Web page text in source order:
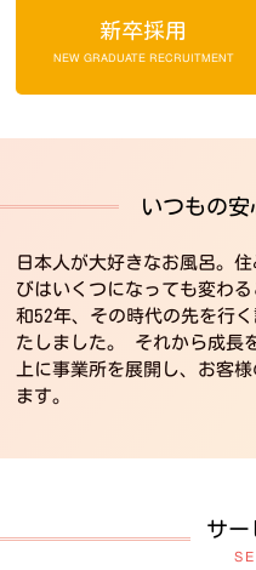
新卒採用
NEW GRADUATE RECRUITMENT
いつもの安
日本人が大好きなお風呂。
びはいくつになっても変わる
和52年、その時代の先を行
たしました。 それから成長
上に事業所を展開し、お客
ます。
サー